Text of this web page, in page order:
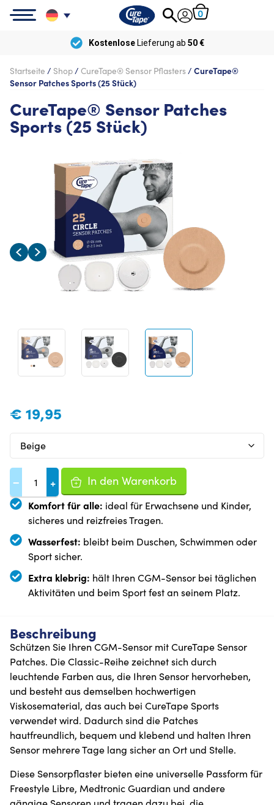
0
KostenloseLieferung ab 50 €
Startseite / Shop/ CureTape® Sensor Pflasters / CureTape®
Sensor Patches Sports (25 Stück)
CureTape® Sensor Patches
Sports (25 Stück)
€ 19,95
− + In den Warenkorb
Komfort für alle: ideal für Erwachsene und Kinder,
sicheres und reizfreies Tragen.
Wasserfest: bleibt beim Duschen, Schwimmen oder
Sport sicher.
Extra klebrig: hält Ihren CGM-Sensor bei täglichen
Aktivitäten und beim Sport fest an seinem Platz.
Beschreibung
Schützen Sie Ihren CGM-Sensor mit CureTape Sensor
Patches. Die Classic-Reihe zeichnet sich durch
leuchtende Farben aus, die Ihren Sensor hervorheben,
und besteht aus demselben hochwertigen
Viskosematerial, das auch bei CureTape Sports
verwendet wird. Dadurch sind die Patches
hautfreundlich, bequem und klebend und halten Ihren
Sensor mehrere Tage lang sicher an Ort und Stelle.
Diese Sensorpflaster bieten eine universelle Passform für
Freestyle Libre, Medtronic Guardian und andere